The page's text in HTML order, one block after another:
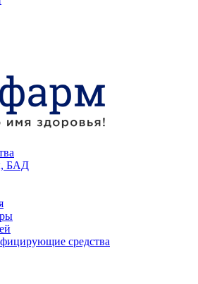
БАД
средства